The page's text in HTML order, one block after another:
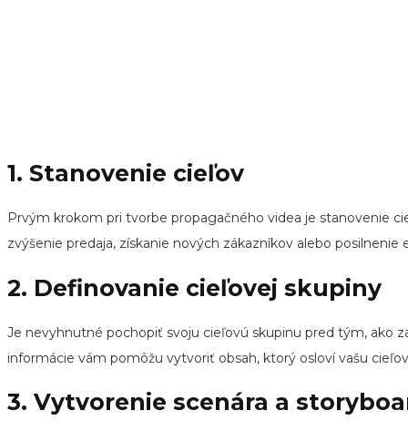
1. Stanovenie cieľov
Prvým krokom pri tvorbe propagačného videa je stanovenie
zvýšenie predaja, získanie nových zákazníkov alebo
2. Definovanie cieľovej skupiny
Je nevyhnutné pochopiť svoju cieľovú skupinu pred tým, ako
informácie vám pomôžu vytvoriť obsah, ktorý osloví vašu
3. Vytvorenie scenára a